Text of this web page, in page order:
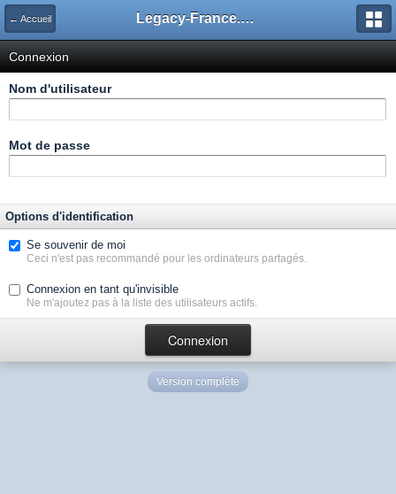
← Accueil Legacy-France.org - Forum
Connexion
Nom d'utilisateur
Mot de passe
Options d'identification
Se souvenir de moi
Ceci n'est pas recommandé pour les ordinateurs partagés.
Connexion en tant qu'invisible
Ne m'ajoutez pas à la liste des utilisateurs actifs.
Version complète